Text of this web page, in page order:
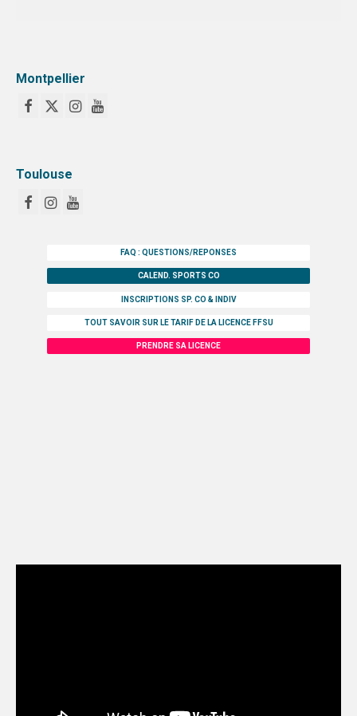
Montpellier
Toulouse
FAQ : QUESTIONS/REPONSES
CALEND. SPORTS CO
INSCRIPTIONS SP. CO & INDIV
TOUT SAVOIR SUR LE TARIF DE LA LICENCE FFSU
PRENDRE SA LICENCE